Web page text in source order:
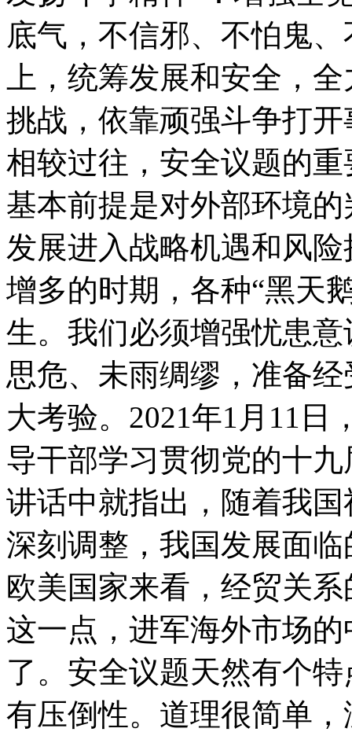
底气，不信邪、不怕鬼
上，统筹发展和安全，
挑战，依靠顽强斗争打
相较过往，安全议题的
基本前提是对外部环境
发展进入战略机遇和风
增多的时期，各种“黑天
生。我们必须增强忧患
思危、未雨绸缪，准备
大考验。2021年1月11日
导干部学习贯彻党的十
讲话中就指出，随着我
深刻调整，我国发展面
欧美国家来看，经贸关
这一点，进军海外市场
了。安全议题天然有个
有压倒性。道理很简单